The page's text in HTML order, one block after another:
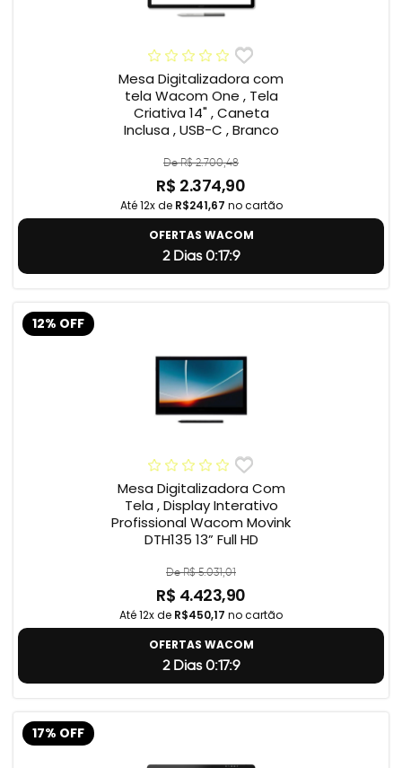
Mesa Digitalizadora com
tela Wacom One , Tela
Criativa 14" , Caneta
Inclusa , USB-C , Branco
De R$ 2.700,48
R$ 2.374,90
Até 12x de R$241,67 no cartão
OFERTAS WACOM
2 Dias 0:17:8
12% OFF
Mesa Digitalizadora Com
Tela , Display Interativo
Profissional Wacom Movink
DTH135 13” Full HD
De R$ 5.031,01
R$ 4.423,90
Até 12x de R$450,17 no cartão
OFERTAS WACOM
2 Dias 0:17:8
17% OFF